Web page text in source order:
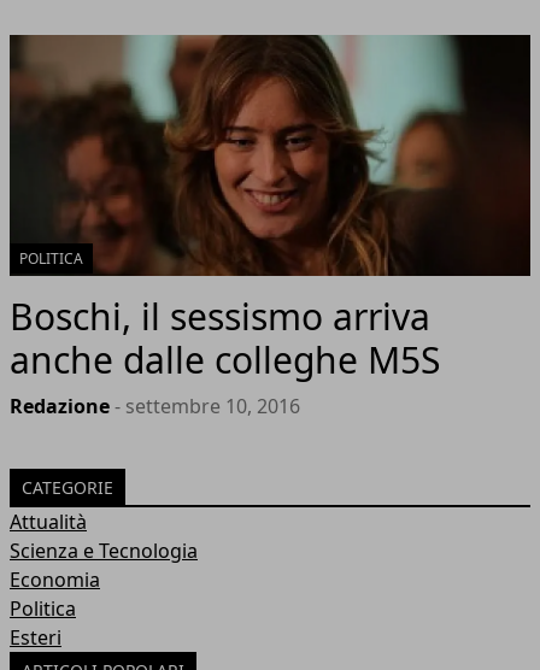
POLITICA
Boschi, il sessismo arriva
anche dalle colleghe M5S
Redazione- settembre 10, 2016
CATEGORIE
Attualità
Scienza e Tecnologia
Economia
Politica
Esteri